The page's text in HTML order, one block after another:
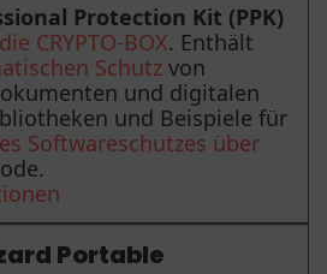
Protection Kit (PPK)
CRYPTO-BOX. Enthält
Schutz von
und digitalen
und Beispiele für
Softwareschutzes über
Portable